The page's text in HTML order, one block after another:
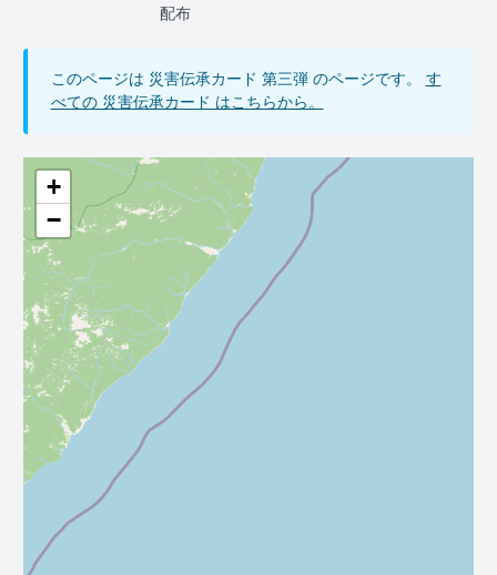
配布
このページは 災害伝承カード 第三弾 のページです。 す
べての 災害伝承カード はこちらから。
+
−